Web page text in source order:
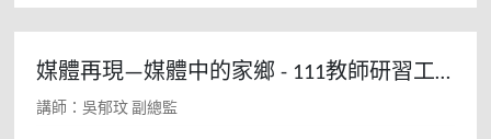
媒體再現—媒體中的家鄉 - 111教師研習工
作坊
講師：吳郁玟 副總監